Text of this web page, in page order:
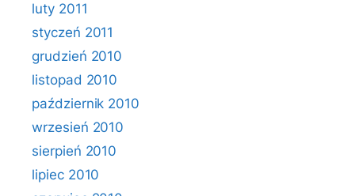
luty 2011
styczeń 2011
grudzień 2010
listopad 2010
październik 2010
wrzesień 2010
sierpień 2010
lipiec 2010